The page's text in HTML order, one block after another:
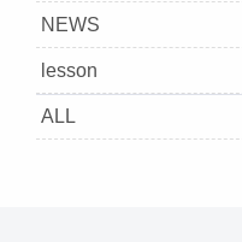
NEWS
lesson
ALL